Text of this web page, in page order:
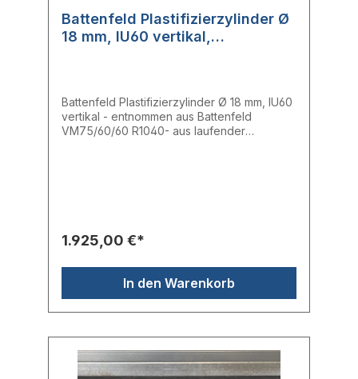
Battenfeld Plastifizierzylinder Ø
18 mm, IU60 vertikal,
Battenfeld Plastifizierzylinder Ø 18 mm, IU60
vertikal - entnommen aus Battenfeld
VM75/60/60 R1040- aus laufender
1.925,00 €*
In den Warenkorb